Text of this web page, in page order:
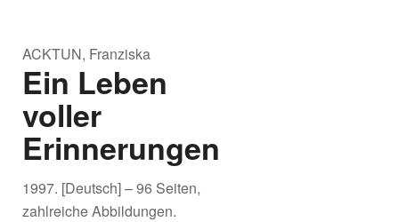
ACKTUN, Franziska
Ein Leben
voller
Erinnerungen
1997. [Deutsch] – 96 Seiten,
zahlreiche Abbildungen.